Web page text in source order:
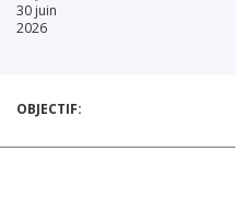
30 juin
2026